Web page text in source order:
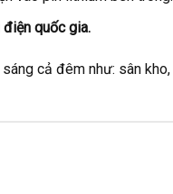
quốc gia.
cả đêm như: sân kho,